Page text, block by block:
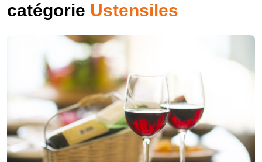
catégorie Ustensiles